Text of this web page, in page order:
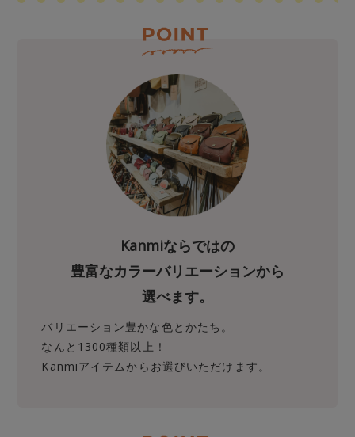
Kanmiならではの
豊富なカラーバリエーションから
選べます。
バリエーション豊かな色とかたち。
なんと1300種類以上！
Kanmiアイテムからお選びいただけます。